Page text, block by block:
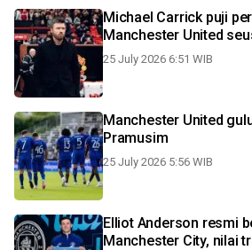
Michael Carrick puji
Manchester United
25 July 2026 6:51 WIB
Manchester United
Pramusim
25 July 2026 5:56 WIB
Elliot Anderson resmi
Manchester City, nilai